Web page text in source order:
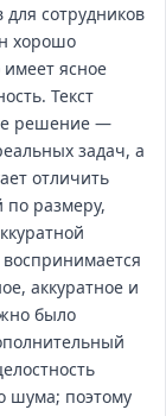
сотрудников
хорошо
ясное
Текст
решение —
задач, а
отличить
по размеру,
аккуратное и
было
шума; поэтому